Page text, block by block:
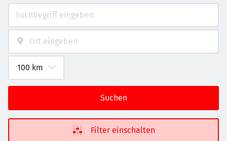
Suchen
Filter einschalten